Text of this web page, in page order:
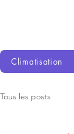
Climatisation
Tous les posts